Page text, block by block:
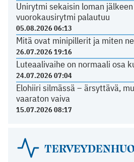
Unirytmi sekaisin loman
vuorokausirytmi palautuu
05.08.2026 06:13
Mitä ovat minipillerit ja miten
26.07.2026 19:16
Luteaalivaihe on normaali osa
24.07.2026 07:04
Elohiiri silmässä – ärsyttävä,
vaaraton vaiva
15.07.2026 08:17